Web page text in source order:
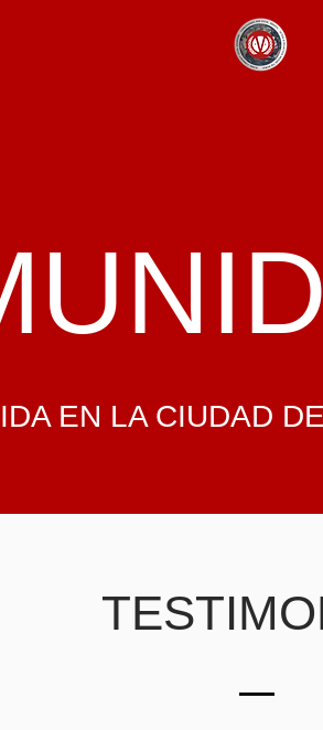
EN LA CIUDAD